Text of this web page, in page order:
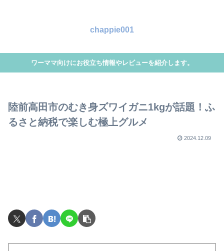
chappie001
ワーママ向けにお役立ち情報やレビューを紹介します。
陸前高田市のむき身ズワイガニ1kgが話題！ふ
るさと納税で楽しむ極上グルメ
2024.12.09